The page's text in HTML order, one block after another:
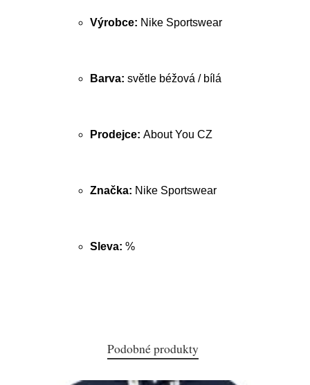
Výrobce: Nike Sportswear
Barva: světle béžová / bílá
Prodejce: About You CZ
Značka: Nike Sportswear
Sleva: %
Podobné produkty